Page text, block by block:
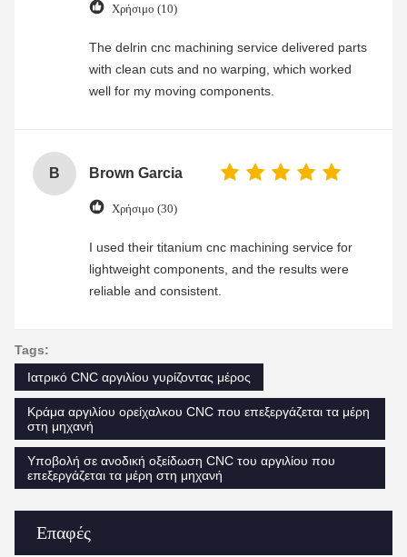
Επαφές
Χρήσιμο (10)
The delrin cnc machining service delivered parts
with clean cuts and no warping, which worked
well for my moving components.
B Brown Garcia
Χρήσιμο (30)
I used their titanium cnc machining service for
lightweight components, and the results were
reliable and consistent.
Tags:
Ιατρικό CNC αργιλίου γυρίζοντας μέρος
Κράμα αργιλίου ορείχαλκου CNC που επεξεργάζεται τα μέρη
στη μηχανή
Υποβολή σε ανοδική οξείδωση CNC του αργιλίου που
επεξεργάζεται τα μέρη στη μηχανή